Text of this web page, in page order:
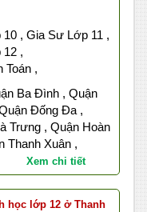
, Gia Sư Lớp 11 ,
12 ,
Toán ,
Ba Đình , Quận
Đống Đa ,
Trưng , Quận Hoàn
Thanh Xuân ,
Xem chi tiết
học lớp 12 ở Thanh